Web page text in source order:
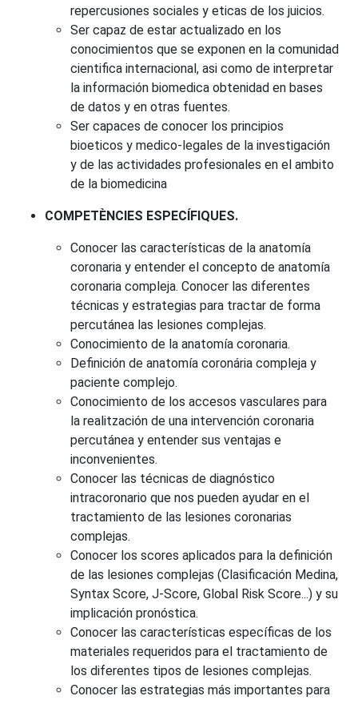
repercusiones sociales y eticas de los juicios.
Ser capaz de estar actualizado en los
conocimientos que se exponen en la comunidad
cientifica internacional, asi como de interpretar
la información biomedica obtenidad en bases
de datos y en otras fuentes.
Ser capaces de conocer los principios
bioeticos y medico-legales de la investigación
y de las actividades profesionales en el ambito
de la biomedicina
COMPETÈNCIES ESPECÍFIQUES.
Conocer las características de la anatomía
coronaria y entender el concepto de anatomía
coronaria compleja. Conocer las diferentes
técnicas y estrategias para tractar de forma
percutánea las lesiones complejas.
Conocimiento de la anatomía coronaria.
Definición de anatomía coronária compleja y
paciente complejo.
Conocimiento de los accesos vasculares para
la realitzación de una intervención coronaria
percutánea y entender sus ventajas e
inconvenientes.
Conocer las técnicas de diagnóstico
intracoronario que nos pueden ayudar en el
tractamiento de las lesiones coronarias
complejas.
Conocer los scores aplicados para la definición
de las lesiones complejas (Clasificación Medina,
Syntax Score, J-Score, Global Risk Score...) y su
implicación pronóstica.
Conocer las características específicas de los
materiales requeridos para el tractamiento de
los diferentes tipos de lesiones complejas.
Conocer las estrategias más importantes para